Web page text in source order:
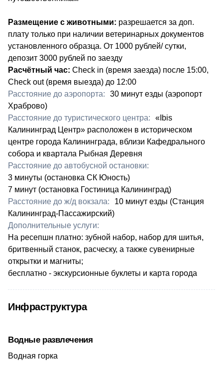
Размещение с животными: разрешается за доп.
плату только при наличии ветеринарных документов
установленного образца. От 1000 рублей/ сутки,
депозит 3000 рублей по заезду
Расчётный час: Check in (время заезда) после 15:00,
Check out (время выезда) до 12:00 ​
Расстояние до аэропорта:
​30 минут езды (аэропорт
Храброво)
Расстояние до туристического центра:
«Ibis
Калининград Центр» расположен в историческом
центре города Калининграда, вблизи Кафедрального
собора и квартала Рыбная Деревня​
Расстояние до автобусной остановки:
​3 минуты (остановка СК Юность)
7 минут (остановка Гостиница Калининград)
Расстояние до ж/д вокзала:
​10 минут езды (Станция
Калининград-Пассажирский)
Дополнительные услуги:
​На ресепшн платно: зубной набор, набор для шитья,
бритвенный станок, расческу, а также сувенирные
открытки и магниты;
бесплатно - экскурсионные буклеты и карта города
Инфраструктура
Водные развлечения
Водная горка